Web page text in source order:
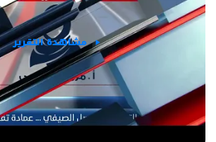
مشاهدة التقرير